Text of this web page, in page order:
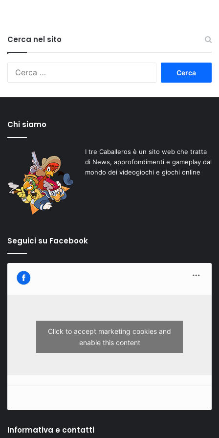
Cerca nel sito
Chi siamo
I tre Caballeros è un sito web che tratta
di News, approfondimenti e gameplay dal
mondo dei videogiochi e giochi online
Seguici su Facebook
Click to accept marketing cookies and
enable this content
Informativa e contatti